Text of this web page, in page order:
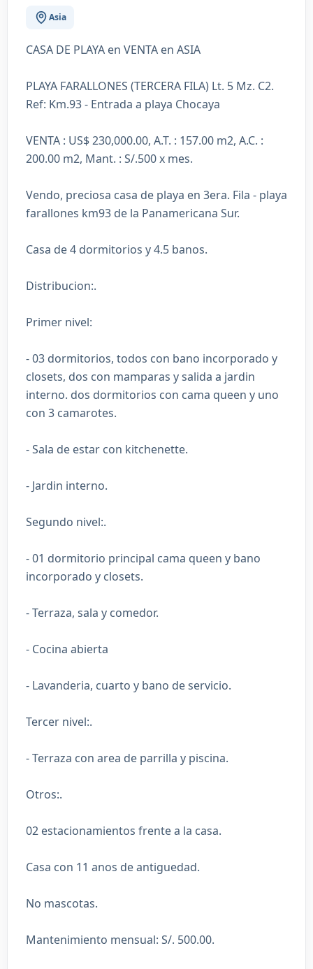
Asia
CASA DE PLAYA en VENTA en ASIA
PLAYA FARALLONES (TERCERA FILA) Lt. 5 Mz. C2.
Ref: Km.93 - Entrada a playa Chocaya
VENTA : US$ 230,000.00, A.T. : 157.00 m2, A.C. :
200.00 m2, Mant. : S/.500 x mes.
Vendo, preciosa casa de playa en 3era. Fila - playa
farallones km93 de la Panamericana Sur.
Casa de 4 dormitorios y 4.5 banos.
Distribucion:.
Primer nivel:
- 03 dormitorios, todos con bano incorporado y
closets, dos con mamparas y salida a jardin
interno. dos dormitorios con cama queen y uno
con 3 camarotes.
- Sala de estar con kitchenette.
- Jardin interno.
Segundo nivel:.
- 01 dormitorio principal cama queen y bano
incorporado y closets.
- Terraza, sala y comedor.
- Cocina abierta
- Lavanderia, cuarto y bano de servicio.
Tercer nivel:.
- Terraza con area de parrilla y piscina.
Otros:.
02 estacionamientos frente a la casa.
Casa con 11 anos de antiguedad.
No mascotas.
Mantenimiento mensual: S/. 500.00.